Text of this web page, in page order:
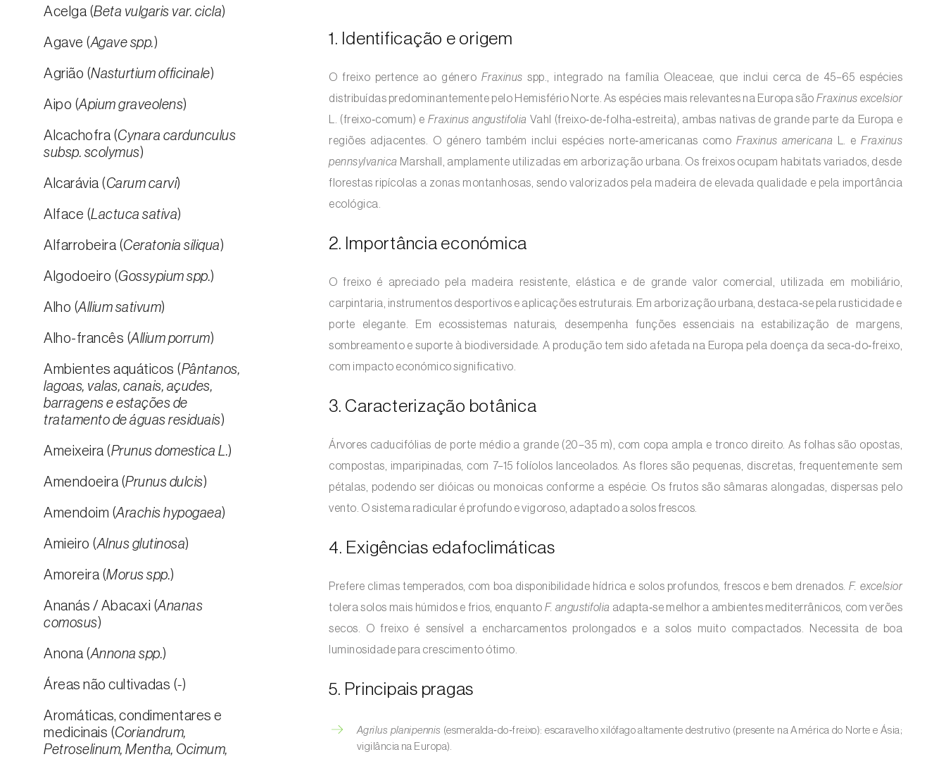
Acelga (Beta vulgaris var. cicla)
Agave (Agave spp.)
Agrião (Nasturtium officinale)
Aipo (Apium graveolens)
Alcachofra (Cynara cardunculus
subsp. scolymus)
Alcarávia (Carum carvi)
Alface (Lactuca sativa)
Alfarrobeira (Ceratonia siliqua)
Algodoeiro (Gossypium spp.)
Alho (Allium sativum)
Alho-francês (Allium porrum)
Ambientes aquáticos (Pântanos,
lagoas, valas, canais, açudes,
barragens e estações de
tratamento de águas residuais)
Ameixeira (Prunus domestica L.)
Amendoeira (Prunus dulcis)
Amendoim (Arachis hypogaea)
Amieiro (Alnus glutinosa)
Amoreira (Morus spp.)
Ananás / Abacaxi (Ananas
comosus)
Anona (Annona spp.)
Áreas não cultivadas (-)
Aromáticas, condimentares e
medicinais (Coriandrum,
Petroselinum, Mentha, Ocimum,
1. Identificação e origem
O freixo pertence ao género Fraxinusspp., integrado na família Oleaceae, que inclui cerca de 45–65 espécies
distribuídas predominantemente pelo Hemisfério Norte. As espécies mais relevantes na Europa são Fraxinus excelsior
L. (freixo‑comum) e Fraxinus angustifolia Vahl (freixo‑de‑folha‑estreita), ambas nativas de grande parte da Europa e
regiões adjacentes. O género também inclui espécies norte‑americanas como Fraxinus americana L. eFraxinus
pennsylvanica Marshall, amplamente utilizadas em arborização urbana. Os freixos ocupam habitats variados, desde
florestas ripícolas a zonas montanhosas, sendo valorizados pela madeira de elevada qualidade e pela importância
ecológica.
2. Importância económica
O freixo é apreciado pela madeira resistente, elástica e de grande valor comercial, utilizada em mobiliário,
carpintaria, instrumentos desportivos e aplicações estruturais. Em arborização urbana, destaca‑se pela rusticidade e
porte elegante. Em ecossistemas naturais, desempenha funções essenciais na estabilização de margens,
sombreamento e suporte à biodiversidade. A produção tem sido afetada na Europa pela doença da seca‑do‑freixo,
com impacto económico significativo.
3. Caracterização botânica
Árvores caducifólias de porte médio a grande (20–35 m), com copa ampla e tronco direito. As folhas são opostas,
compostas, imparipinadas, com 7–15 folíolos lanceolados. As flores são pequenas, discretas, frequentemente sem
pétalas, podendo ser dióicas ou monoicas conforme a espécie. Os frutos são sâmaras alongadas, dispersas pelo
vento. O sistema radicular é profundo e vigoroso, adaptado a solos frescos.
4. Exigências edafoclimáticas
Prefere climas temperados, com boa disponibilidade hídrica e solos profundos, frescos e bem drenados. F. excelsior
tolera solos mais húmidos e frios, enquanto F. angustifolia adapta‑se melhor a ambientes mediterrânicos, com verões
secos. O freixo é sensível a encharcamentos prolongados e a solos muito compactados. Necessita de boa
luminosidade para crescimento ótimo.
5. Principais pragas
Agrilus planipennis (esmeralda‑do‑freixo): escaravelho xilófago altamente destrutivo (presente na América do Norte e Ásia;
vigilância na Europa).